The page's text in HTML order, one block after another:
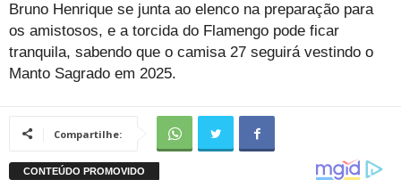
Bruno Henrique se junta ao elenco na preparação para
os amistosos, e a torcida do Flamengo pode ficar
tranquila, sabendo que o camisa 27 seguirá vestindo o
Manto Sagrado em 2025.
Compartilhe: